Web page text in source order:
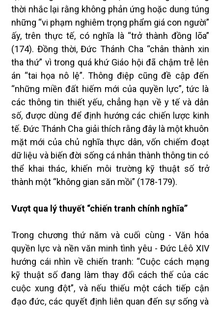
thời nhắc lại rằng không phản ứng hoặc dung túng
những “vi phạm nghiêm trọng phẩm giá con người”
ấy, trên thực tế, có nghĩa là “trở thành đồng lõa”
(174). Đồng thời, Đức Thánh Cha “chân thành xin
tha thứ” vì trong quá khứ Giáo hội đã chậm trễ lên
án “tai họa nô lệ”. Thông điệp cũng đề cập đến
“những miền đất hiếm mới của quyền lực”, tức là
các thông tin thiết yếu, chẳng hạn về y tế và dân
số, được dùng để định hướng các chiến lược kinh
tế. Đức Thánh Cha giải thích rằng đây là một khuôn
mặt mới của chủ nghĩa thực dân, vốn chiếm đoạt
dữ liệu và biến đời sống cá nhân thành thông tin có
thể khai thác, khiến môi trường kỹ thuật số trở
thành một “không gian săn mồi” (178-179).
Vượt qua lý thuyết “chiến tranh chính nghĩa”
Trong chương thứ năm và cuối cùng - Văn hóa
quyền lực và nền văn minh tình yêu - Đức Lêô XIV
hướng cái nhìn về chiến tranh: “Cuộc cách mạng
kỹ thuật số đang làm thay đổi cách thế của các
cuộc xung đột”, và nếu thiếu một cách tiếp cận
đạo đức, các quyết định liên quan đến sự sống và